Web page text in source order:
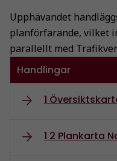
Upphävandet
planförfarande, vilket
parallellt med
Handlingar
1
1 2 Plankarta